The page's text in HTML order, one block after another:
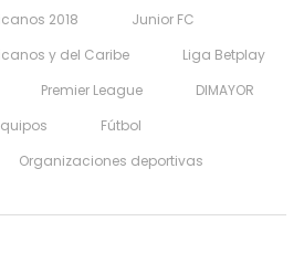
2018
Junior FC
y del Caribe
Liga Betplay
Premier League
DIMAYOR
Fútbol
Organizaciones deportivas